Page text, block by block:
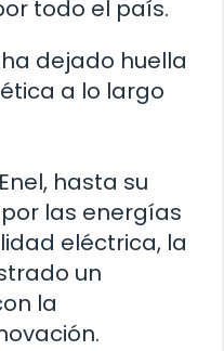
todo el país.
dejado huella
a lo largo
hasta su
las energías
eléctrica, la
un
la